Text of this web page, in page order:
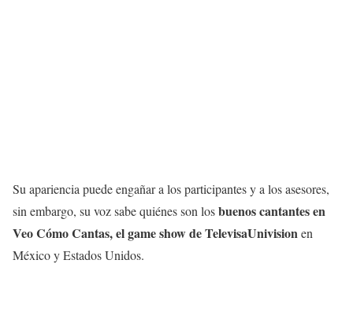
Su apariencia puede engañar a los participantes y a los asesores,
sin embargo, su voz sabe quiénes son losbuenos cantantes en
Veo Cómo Cantas, el game show de TelevisaUnivisionen
México y Estados Unidos.